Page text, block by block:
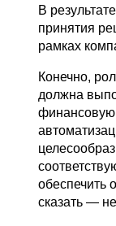
В
принятия
рамках
Конечно,
должна
финансовую
обеспечить
сказать —